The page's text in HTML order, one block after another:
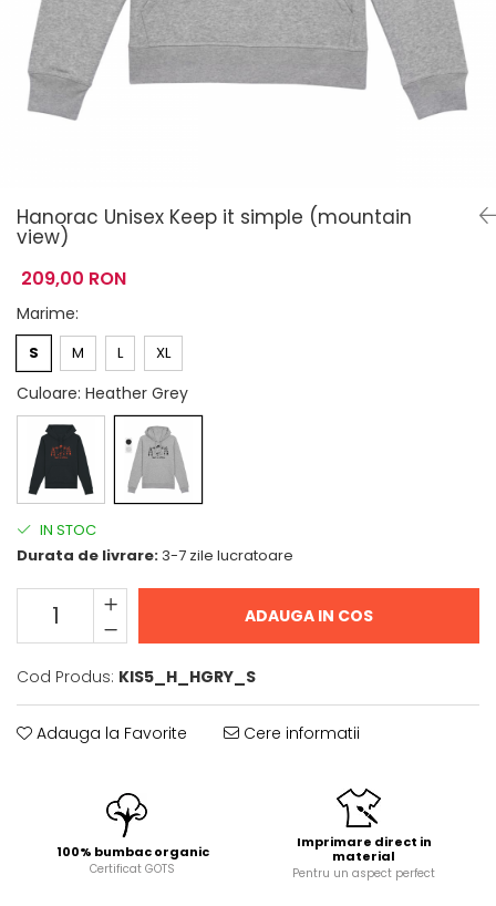
Hanorac Unisex Keep it simple (mountain
view)
209,00 RON
Marime:
S M L XL
Culoare: Heather Grey
IN STOC
Durata de livrare: 3-7 zile lucratoare
ADAUGA IN COS
Cod Produs: KIS5_H_HGRY_S
Adauga la Favorite Cere informatii
100% bumbac organic
Certificat GOTS
Imprimare direct in
material
Pentru un aspect perfect